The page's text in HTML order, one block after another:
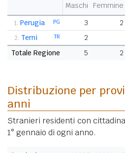
Maschi Femmine
1. PG
Perugia 3 2
2. TR
Terni 2
Totale Regione
5 2
Distribuzione per
anni
Stranieri residenti con
1° gennaio di ogni anno.